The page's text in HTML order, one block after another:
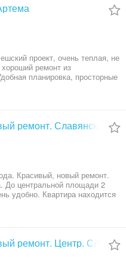
проект, очень теплая, не
ремонт из
планировка, просторные
транспорта.
ремонт. Славянск.
Красивый, новый ремонт.
До центральной площади 2
удобно. Квартира находится
ремонт. Центр. Славянск.